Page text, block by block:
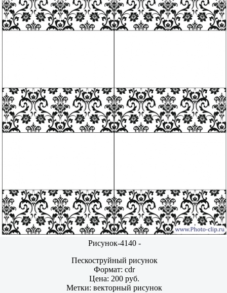
Рисунок-4140 -
Пескоструйный рисунок
Формат: cdr
Цена: 200 руб.
Метки: векторный рисунок